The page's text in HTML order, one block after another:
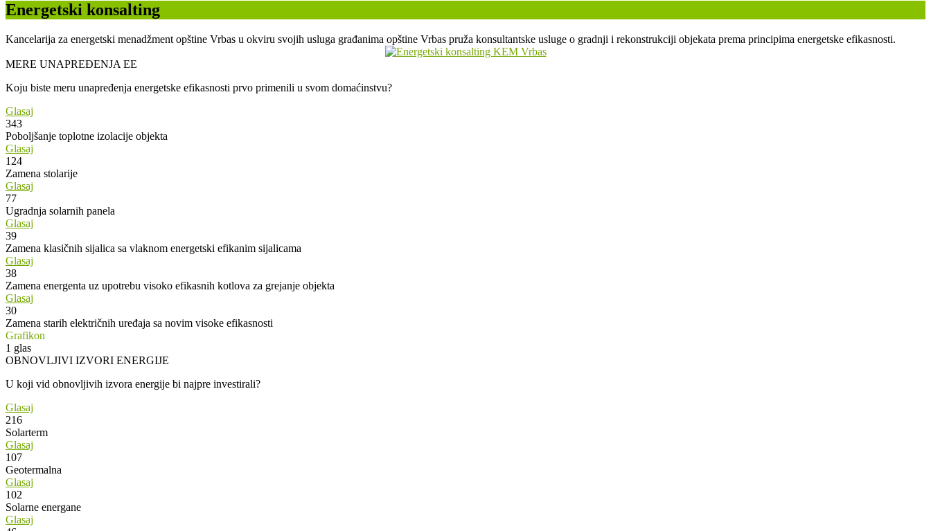
Energetski konsalting
Kancelarija za energetski menadžment opštine Vrbas u okviru svojih usluga građanima opštine Vrbas pruža konsultantske usluge o gradnji i rekonstrukciji objekata prema principima energetske efikasnosti.
MERE UNAPREĐENJA EE
Koju biste meru unapređenja energetske efikasnosti prvo primenili u svom domaćinstvu?
Glasaj
343
Poboljšanje toplotne izolacije objekta
Glasaj
124
Zamena stolarije
Glasaj
77
Ugradnja solarnih panela
Glasaj
39
Zamena klasičnih sijalica sa vlaknom energetski efikanim sijalicama
Glasaj
38
Zamena energenta uz upotrebu visoko efikasnih kotlova za grejanje objekta
Glasaj
30
Zamena starih električnih uređaja sa novim visoke efikasnosti
Grafikon
1 glas
OBNOVLJIVI IZVORI ENERGIJE
U koji vid obnovljivih izvora energije bi najpre investirali?
Glasaj
216
Solarterm
Glasaj
107
Geotermalna
Glasaj
102
Solarne energane
Glasaj